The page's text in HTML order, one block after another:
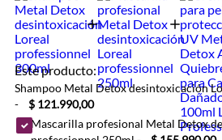
Este producto:
Shampoo Metal Detox desintoxicación
-
$ 121.990,00
Mascarilla profesional Metal Detox